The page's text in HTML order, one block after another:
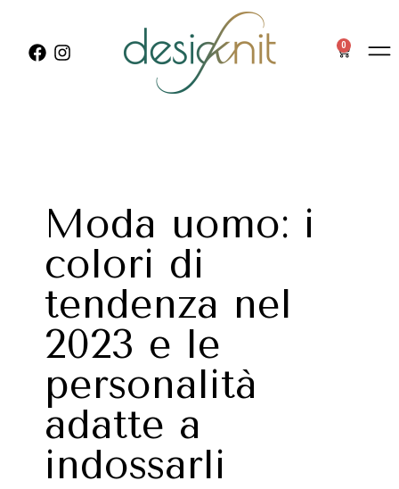
0
Moda uomo: i
colori di
tendenza nel
2023 e le
personalità
adatte a
indossarli